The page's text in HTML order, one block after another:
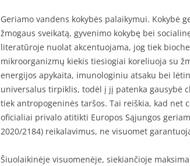
Geriamo vandens kokybės palaikymui. Kokybė
žmogaus sveikatą, gyvenimo kokybę bei
literatūroje nuolat akcentuojama, jog tiek
mikroorganizmų kiekis tiesiogiai koreliuoja su
energijos apykaita, imunologiniu atsaku bei
universalus tirpiklis, todėl į jį patenka gausybė
tiek antropogeninės taršos. Tai reiškia, kad net
oficialiai privalo atitikti Europos Sąjungos
2020/2184) reikalavimus, ne visuomet
Šiuolaikinėje visuomenėje, siekiančioje